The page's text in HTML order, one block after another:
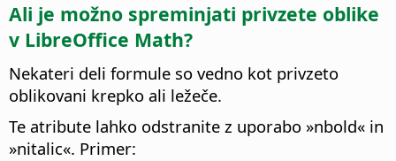
Ali je možno spreminjati privzete oblike
v LibreOffice Math?
Nekateri deli formule so vedno kot privzeto
oblikovani krepko ali ležeče.
Te atribute lahko odstranite z uporabo »nbold« in
»nitalic«. Primer: